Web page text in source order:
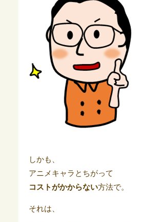
しかも、
アニメキャラとちがって
コストがかからない方法で。
それは、